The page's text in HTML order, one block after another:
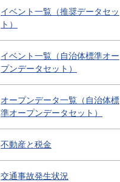
イベント一覧（推奨データセッ
ト）
イベント一覧（自治体標準オー
プンデータセット）
オープンデータ一覧（自治体標
準オープンデータセット）
不動産と税金
交通事故発生状況